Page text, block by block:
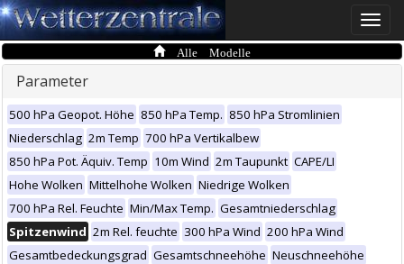
Toggle
Alle Modelle
Parameter
500 hPa Geopot. Höhe 850 hPa Temp. 850 hPa Stromlinien
Niederschlag 2m Temp 700 hPa Vertikalbew
850 hPa Pot. Äquiv. Temp 10m Wind 2m Taupunkt CAPE/LI
Hohe Wolken Mittelhohe Wolken Niedrige Wolken
700 hPa Rel. Feuchte Min/Max Temp. Gesamtniederschlag
Spitzenwind 2m Rel. feuchte 300 hPa Wind 200 hPa Wind
Gesamtbedeckungsgrad Gesamtschneehöhe Neuschneehöhe